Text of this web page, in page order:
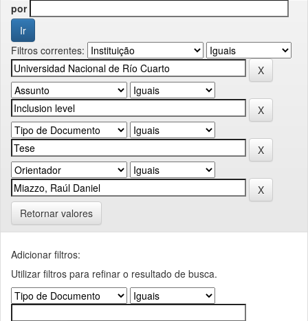
por
Filtros correntes:
Retornar valores
Adicionar filtros:
Utilizar filtros para refinar o resultado de busca.